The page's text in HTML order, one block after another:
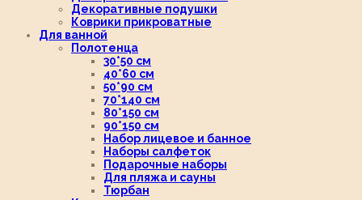
Декоративные подушки
Коврики прикроватные
Для ванной
Полотенца
30*50 см
40*60 см
50*90 см
70*140 см
80*150 см
90*150 см
Набор лицевое и банное
Наборы салфеток
Подарочные наборы
Для пляжа и сауны
Тюрбан